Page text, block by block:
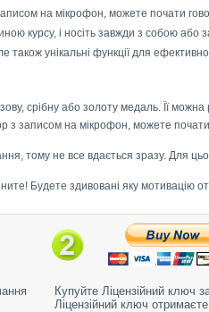
на мікрофон, можете почати
курсу, і носіть завжди з собою або
також унікальні функції для
срібну або золоту медаль. Її
з записом на мікрофон, можете
тому не все вдається зразу. Для
Будете здивовані яку мотивацію
Купуйте Ліцензійний ключ
Ліцензійний ключ